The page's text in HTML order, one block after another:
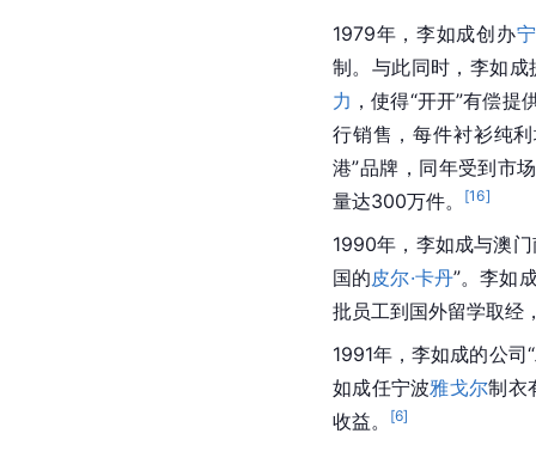
1979年，李如成创办
制。与此同时，李如成
力 ，使得“开开”有偿
行销售，每件衬衫纯
港”品牌，同年受到市
量达300万件。
[16]
1990年，李如成与澳
国的皮尔·卡丹”。李如
批员工到国外留学取经
1991年，李如成的公司
如成任宁波雅戈尔制衣
收益。
[6]